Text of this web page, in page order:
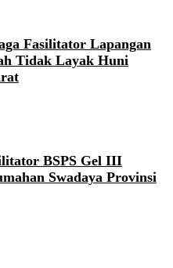
Fasilitator Lapangan
Tidak Layak Huni
BSPS Gel III
Swadaya Provinsi